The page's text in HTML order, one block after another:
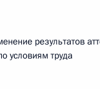
результатов
условиям труда